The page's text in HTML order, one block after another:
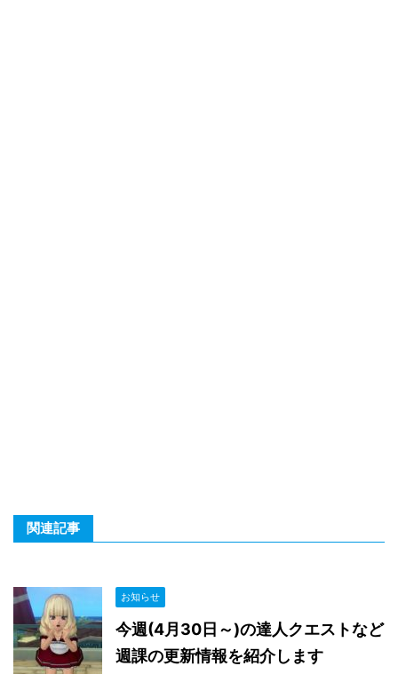
関連記事
お知らせ
今週(4月30日～)の達人クエストなど
週課の更新情報を紹介します